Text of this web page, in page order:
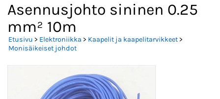
Asennusjohto sininen 0.25
mm² 10m
Etusivu > Elektroniikka > Kaapelit ja kaapelitarvikkeet>
Monisäikeiset johdot